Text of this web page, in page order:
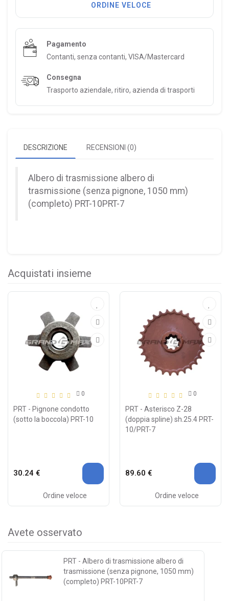
ORDINE VELOCE
Pagamento
Contanti, senza contanti, VISA/Mastercard
Consegna
Trasporto aziendale, ritiro, azienda di trasporti
DESCRIZIONE RECENSIONI (0)
Albero di trasmissione albero di
trasmissione (senza pignone, 1050 mm)
(completo) PRT-10PRT-7
Acquistati insieme
0
PRT - Pignone condotto
(sotto la boccola) PRT-10
30.24 €
Ordine veloce
0
PRT - Asterisco Z-28
(doppia spline) sh.25.4 PRT-
10/PRT-7
89.60 €
Ordine veloce
Avete osservato
PRT - Albero di trasmissione albero di
trasmissione (senza pignone, 1050 mm)
(completo) PRT-10PRT-7